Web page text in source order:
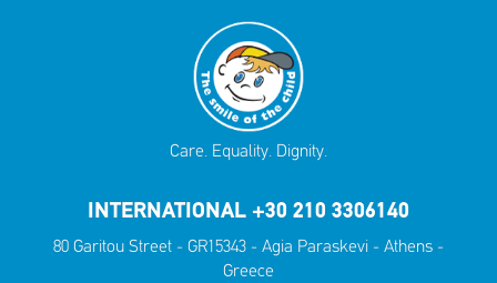
Care. Equality. Dignity.
INTERNATIONAL +30 210 3306140
80 Garitou Street - GR15343 - Agia Paraskevi - Athens -
Greece